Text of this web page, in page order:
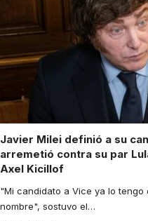
Javier Milei definió a su
arremetió contra su par
Axel Kicillof
"Mi candidato a Vice ya lo
nombre", sostuvo el…